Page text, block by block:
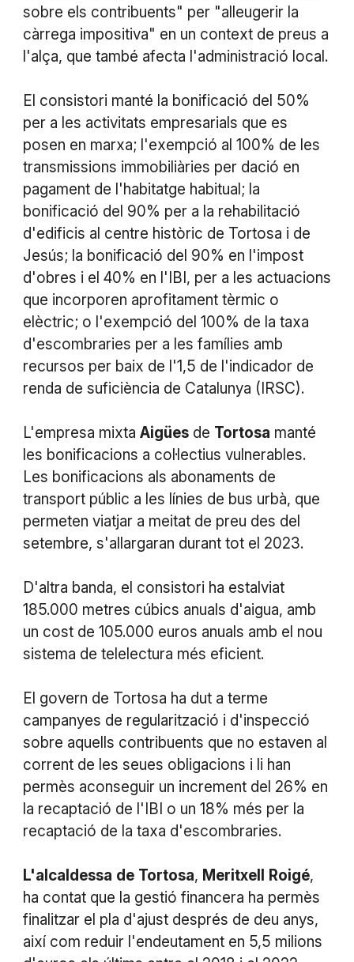
sobre els contribuents" per "alleugerir la
càrrega impositiva" en un context de preus a
l'alça, que també afecta l'administració local.
El consistori manté la bonificació del 50%
per a les activitats empresarials que es
posen en marxa; l'exempció al 100% de les
transmissions immobiliàries per dació en
pagament de l'habitatge habitual; la
bonificació del 90% per a la rehabilitació
d'edificis al centre històric de Tortosa i de
Jesús; la bonificació del 90% en l'impost
d'obres i el 40% en l'IBI, per a les actuacions
que incorporen aprofitament tèrmic o
elèctric; o l'exempció del 100% de la taxa
d'escombraries per a les famílies amb
recursos per baix de l'1,5 de l'indicador de
renda de suficiència de Catalunya (IRSC).
L'empresa mixta Aigüesde Tortosa manté
les bonificacions a col·lectius vulnerables.
Les bonificacions als abonaments de
transport públic a les línies de bus urbà, que
permeten viatjar a meitat de preu des del
setembre, s'allargaran durant tot el 2023.
D'altra banda, el consistori ha estalviat
185.000 metres cúbics anuals d'aigua, amb
un cost de 105.000 euros anuals amb el nou
sistema de telelectura més eficient.
El govern de Tortosa ha dut a terme
campanyes de regularització i d'inspecció
sobre aquells contribuents que no estaven al
corrent de les seues obligacions i li han
permès aconseguir un increment del 26% en
la recaptació de l'IBI o un 18% més per la
recaptació de la taxa d'escombraries.
L'alcaldessa de Tortosa, Meritxell Roigé,
ha contat que la gestió financera ha permès
finalitzar el pla d'ajust després de deu anys,
així com reduir l'endeutament en 5,5 milions